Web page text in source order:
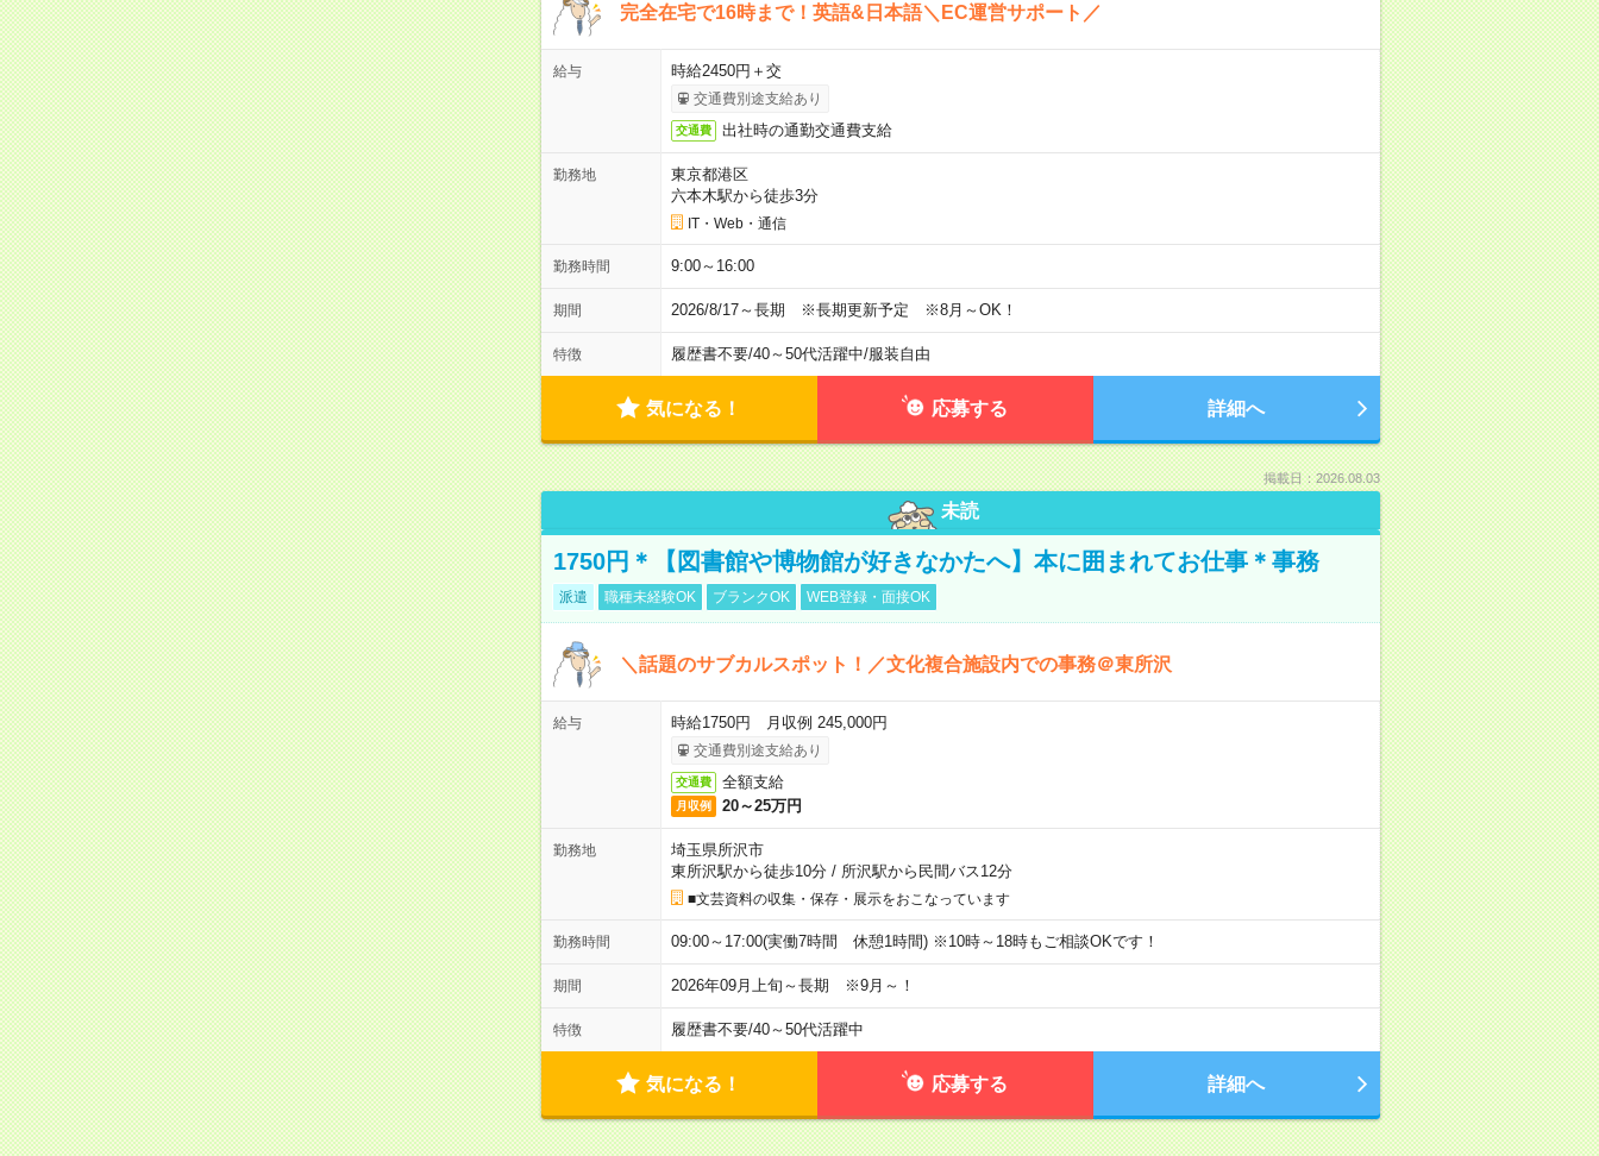
完全在宅で16時まで！英語&日本語＼EC運営サポート／
給与 時給2450円＋交
交通費別途支給あり
交通費 出社時の通勤交通費支給
勤務地
東京都港区
六本木駅から徒歩3分
IT・Web・通信
勤務時間 9:00～16:00
期間 2026/8/17～長期 ※長期更新予定 ※8月～OK！
特徴 履歴書不要/40～50代活躍中/服装自由
気になる！ 応募する 詳細へ
掲載日：2026.08.03
未読
1750円＊【図書館や博物館が好きなかたへ】本に囲まれてお仕事＊事務
派遣 職種未経験OK ブランクOK WEB登録・面接OK
＼話題のサブカルスポット！／文化複合施設内での事務＠東所沢
給与 時給1750円 月収例 245,000円
交通費別途支給あり
交通費 全額支給
月収例 20～25万円
勤務地
埼玉県所沢市
東所沢駅から徒歩10分/ 所沢駅から民間バス12分
■文芸資料の収集・保存・展示をおこなっています
勤務時間 09:00～17:00(実働7時間 休憩1時間) ※10時～18時もご相談OKです！
期間 2026年09月上旬～長期 ※9月～！
特徴 履歴書不要/40～50代活躍中
気になる！ 応募する 詳細へ